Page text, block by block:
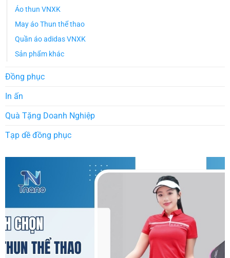
Áo thun VNXK
May áo Thun thể thao
Quần áo adidas VNXK
Sản phẩm khác
Đồng phục
In ấn
Quà Tặng Doanh Nghiệp
Tạp dề đồng phục